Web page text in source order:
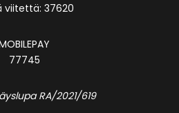
viitettä: 37620
77745
RA/2021/619